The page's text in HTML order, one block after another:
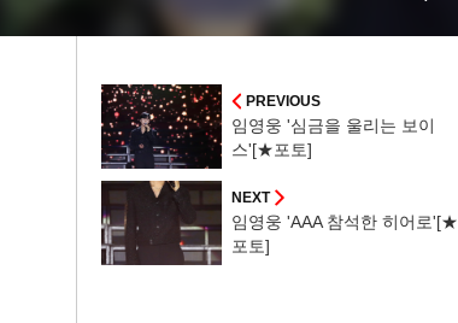
PREVIOUS
임영웅 '심금을 울리는 보이
스'[★포토]
NEXT
임영웅 'AAA 참석한 히어로'[★
포토]